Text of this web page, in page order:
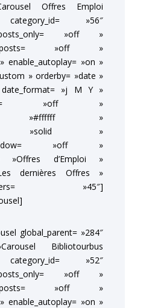
Offres Emploi
»56″
»off »
»off »
enable_autoplay= »on »
» orderby= »date »
»j M Y »
»off »
»#ffffff »
»solid »
»off »
»Offres d’Emploi »
dernières Offres »
»45″]
global_parent= »284″
Bibliotourbus
»52″
»off »
»off »
enable_autoplay= »on »